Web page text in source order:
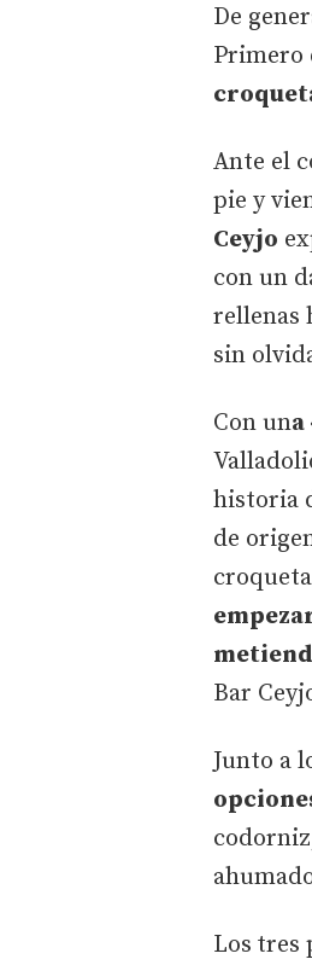
De
Primero
Ante el
pie y
Ceyjo
con un
rellenas
sin
Con un
historia
de
Bar
Junto a
Los tres